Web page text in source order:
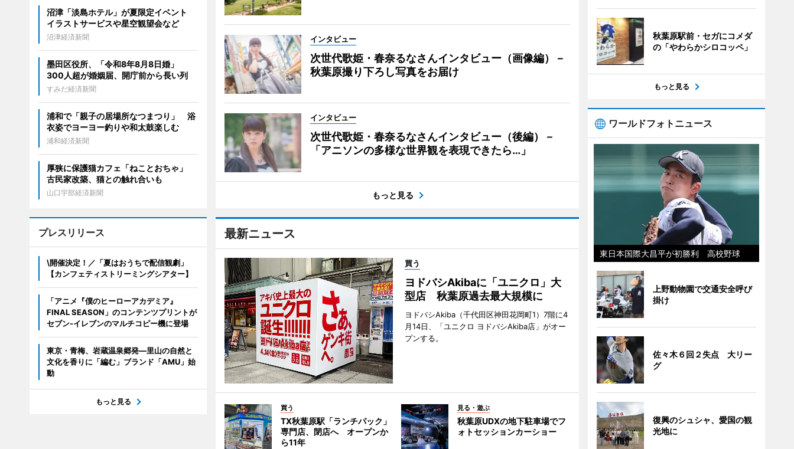
インタビュー
次世代歌姫・春奈るなさんインタビュー（画像編）－
秋葉原撮り下ろし写真をお届け
インタビュー
次世代歌姫・春奈るなさんインタビュー（後編）－
「アニソンの多様な世界観を表現できたら…」
もっと見る
最新ニュース
買う
ヨドバシAkibaに「ユニクロ」大
型店 秋葉原過去最大規模に
ヨドバシAkiba（千代田区神田花岡町1）7階に4
月14日、「ユニクロ ヨドバシAkiba店」がオー
プンする。
買う
TX秋葉原駅「ランチパック」
専門店、閉店へ オープンか
ら11年
見る・遊ぶ
秋葉原UDXの地下駐車場でフ
ォトセッションカーショー
沼津「淡島ホテル」が夏限定イベント
イラストサービスや星空観望会など
沼津経済新聞
墨田区役所、「令和8年8月8日婚」
300人超が婚姻届、開庁前から長い列
すみだ経済新聞
浦和で「親子の居場所なつまつり」 浴
衣姿でヨーヨー釣りや和太鼓楽しむ
浦和経済新聞
厚狭に保護猫カフェ「ねことおちゃ」
古民家改築、猫との触れ合いも
山口宇部経済新聞
プレスリリース
\開催決定！／「夏はおうちで配信観劇」
【カンフェティストリーミングシアター】
「アニメ『僕のヒーローアカデミア』
FINAL SEASON」のコンテンツプリントが
セブン‐イレブンのマルチコピー機に登場
東京・青梅、岩蔵温泉郷発―里山の自然と
文化を香りに「編む」ブランド「AMU」始
動
もっと見る
秋葉原駅前・セガにコメダ
の「やわらかシロコッペ」
もっと見る
ワールドフォトニュース
東日本国際大昌平が初勝利 高校野球
上野動物園で交通安全呼び
掛け
佐々木６回２失点 大リー
グ
復興のシュシャ、愛国の観
光地に